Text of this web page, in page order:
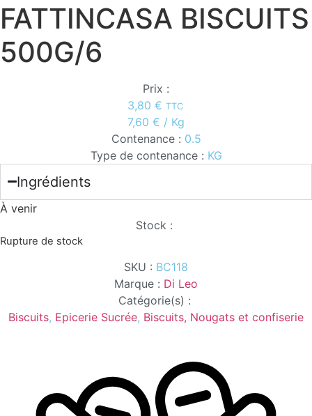
FATTINCASA BISCUITS
500G/6
Prix :
3,80 € TTC
7,60 € / Kg
Contenance : 0.5
Type de contenance : KG
Ingrédients
À venir
Stock :
Rupture de stock
SKU : BC118
Marque : Di Leo
Catégorie(s) :
Biscuits, Epicerie Sucrée, Biscuits, Nougats et confiserie